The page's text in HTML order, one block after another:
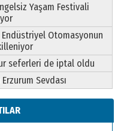
Yaşam Festivali
Otomasyonun
seferleri de iptal oldu
Sevdası